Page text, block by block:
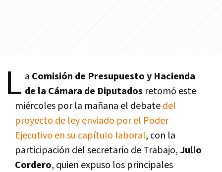
L a Comisión de Presupuesto y Hacienda
de la Cámara de Diputados retomó este
miércoles por la mañana el debatedel
proyecto de ley enviado por el Poder
Ejecutivo en su capítulo laboral, con la
participación del secretario de Trabajo,Julio
Cordero, quien expuso los principales